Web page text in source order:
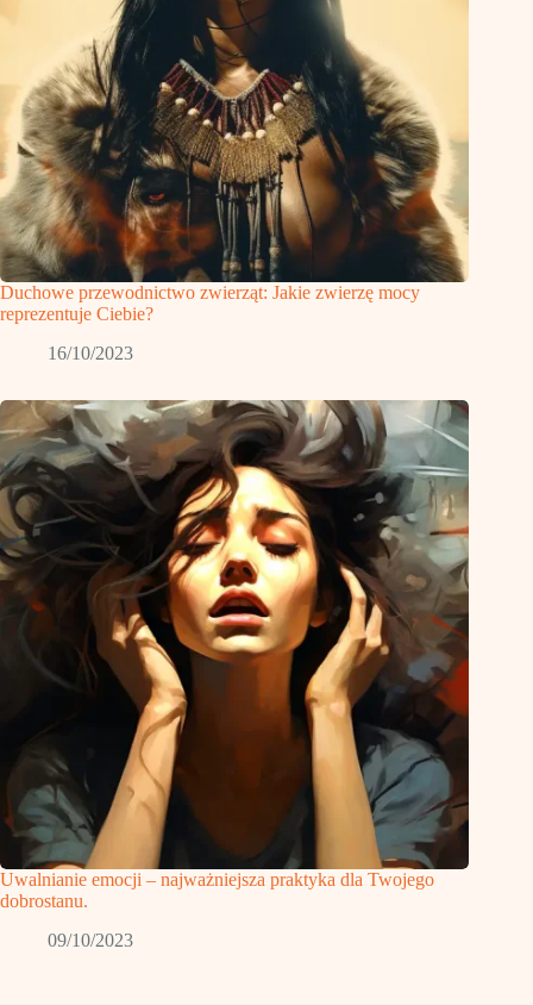
Duchowe przewodnictwo zwierząt: Jakie zwierzę mocy
reprezentuje Ciebie?
16/10/2023
Uwalnianie emocji – najważniejsza praktyka dla Twojego
dobrostanu.
09/10/2023